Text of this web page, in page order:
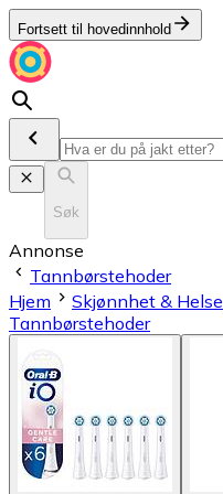
Fortsett til hovedinnhold
Søk
Annonse
Tannbørstehoder
Hjem
Skjønnhet & Helse
Tannbørstehoder